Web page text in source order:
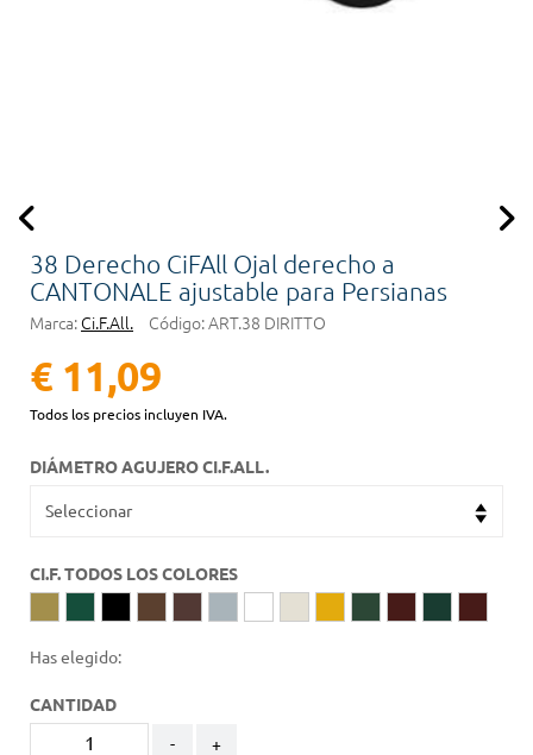
38 Derecho CiFAll Ojal derecho a
CANTONALE ajustable para Persianas
Marca: Ci.F.All. Código:ART.38 DIRITTO
€ 11,09
Todos los precios incluyen IVA.
DIÁMETRO AGUJERO CI.F.ALL.
CI.F. TODOS LOS COLORES
Has elegido:
CANTIDAD
- +